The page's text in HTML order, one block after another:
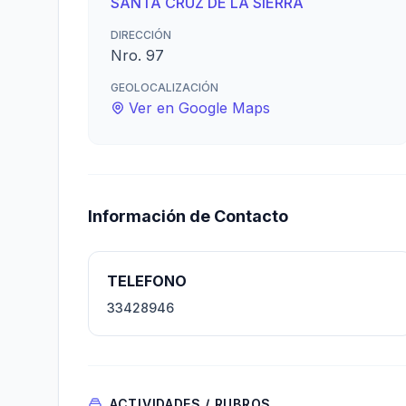
DIRECCIÓN
Nro. 97
GEOLOCALIZACIÓN
Ver en Google Maps
Información de Contacto
TELEFONO
33428946